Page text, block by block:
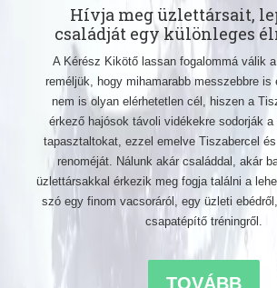
Hívja meg üzlettársait,
családját egy különleges
A Kérész Kikötő lassan fogalommá válik
reméljük, hogy mihamarabb messzebbre is
nem is olyan elérhetetlen cél, hiszen a
érkező hajósok távoli vidékekre sodorják
tapasztaltokat, ezzel emelve Tiszabercel
renoméját. Nálunk akár családdal, akár
üzlettársakkal érkezik meg fogja találni a
szó egy finom vacsoráról, egy üzleti
csapatépítő tréningről.
TOVÁBB